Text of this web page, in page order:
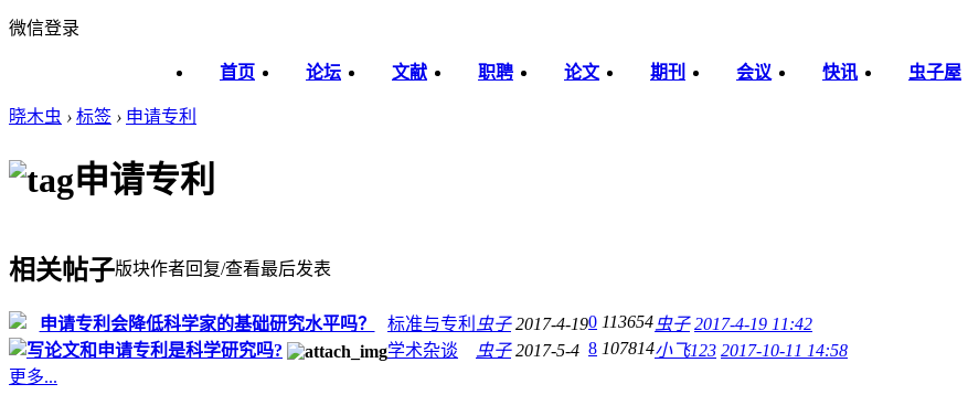
微信登录
首页 论坛 文献 职聘 论文 期刊 会议 快讯 虫子屋
晓木虫 › 标签 › 申请专利
申请专利
相关帖子版块作者回复/查看最后发表
申请专利会降低科学家的基础研究水平吗？ 标准与专利 虫子 2017-4-190 113654 虫子 2017-4-19 11:42
写论文和申请专利是科学研究吗?
学术杂谈 虫子 2017-5-4 8 107814小飞123 2017-10-11 14:58
更多...